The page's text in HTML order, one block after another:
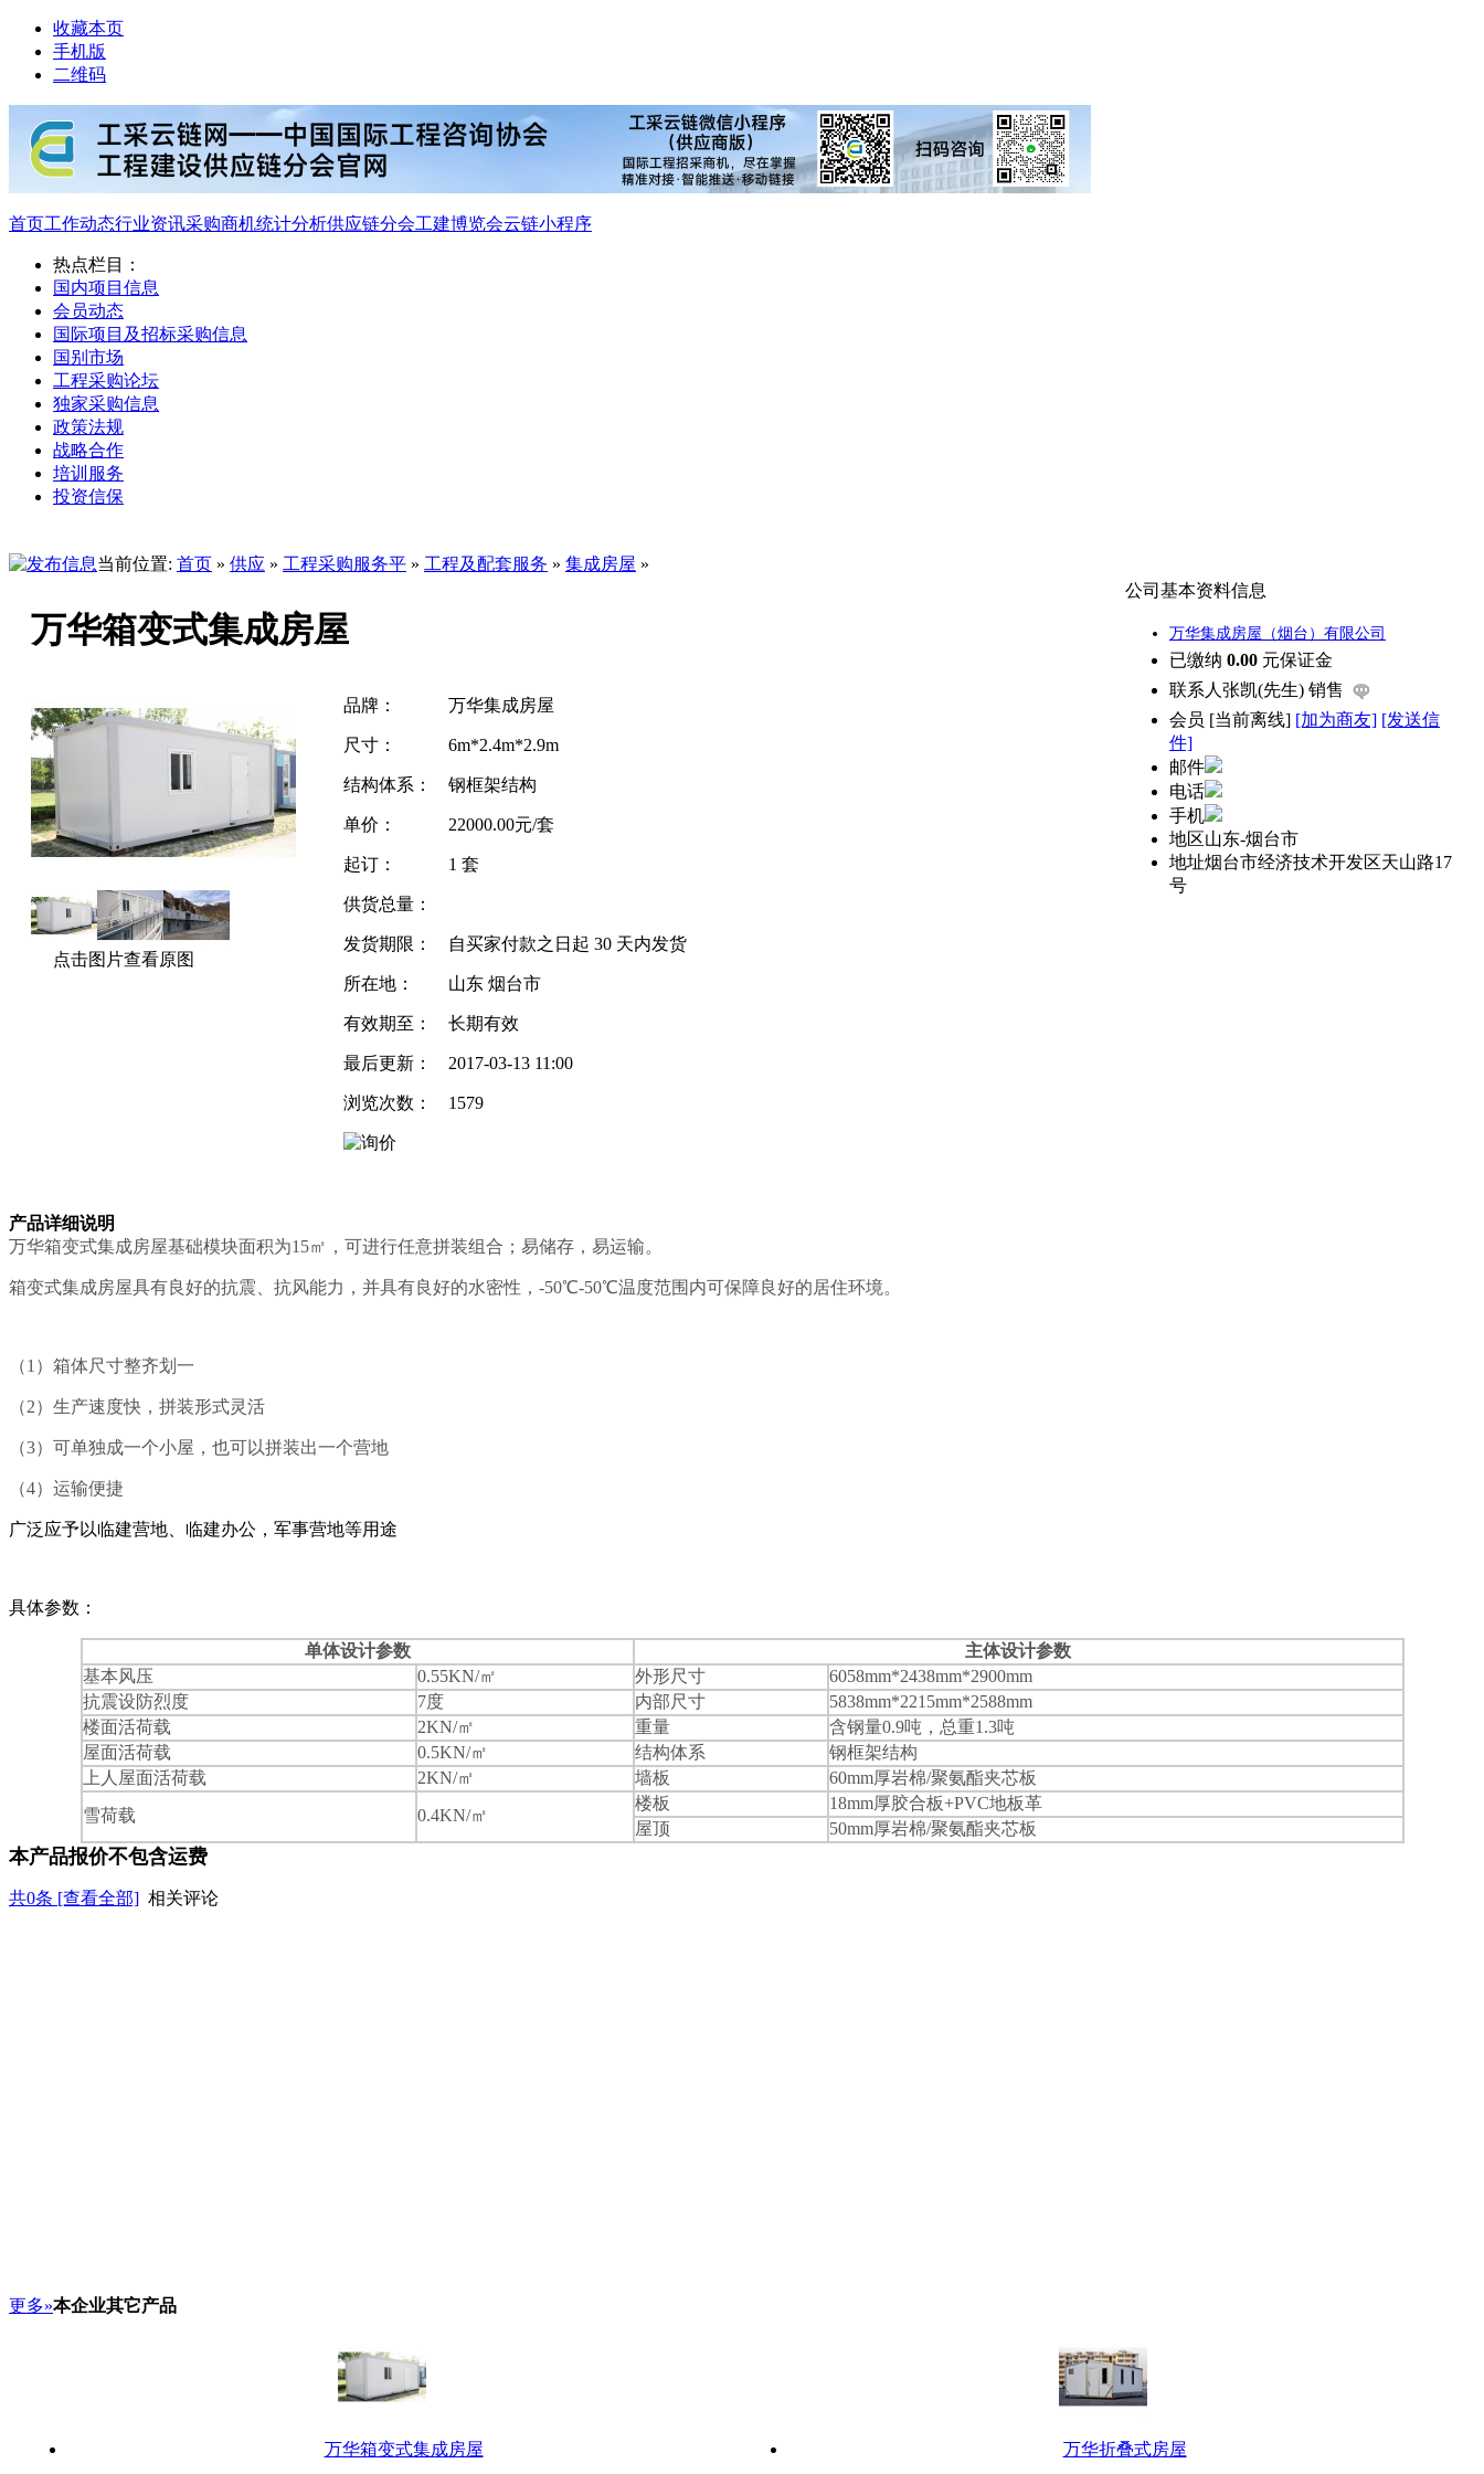
收藏本页
手机版
二维码
首页工作动态行业资讯采购商机统计分析供应链分会工建博览会云链小程序
热点栏目：
国内项目信息
会员动态
国际项目及招标采购信息
国别市场
工程采购论坛
独家采购信息
政策法规
战略合作
培训服务
投资信保
当前位置: 首页 » 供应 » 工程采购服务平 » 工程及配套服务 » 集成房屋 »
万华箱变式集成房屋
点击图片查看原图
品牌： 万华集成房屋
尺寸： 6m*2.4m*2.9m
结构体系： 钢框架结构
单价： 22000.00元/套
起订： 1 套
供货总量：
发货期限： 自买家付款之日起 30 天内发货
所在地： 山东 烟台市
有效期至： 长期有效
最后更新： 2017-03-13 11:00
浏览次数： 1579
公司基本资料信息
万华集成房屋（烟台）有限公司
已缴纳 0.00 元保证金
联系人 张凯(先生) 销售
会员 [当前离线] [加为商友] [发送信
件]
邮件
电话
手机
地区山东-烟台市
地址烟台市经济技术开发区天山路17
号
产品详细说明
万华箱变式集成房屋基础模块面积为15㎡，可进行任意拼装组合；易储存，易运输。
箱变式集成房屋具有良好的抗震、抗风能力，并具有良好的水密性，-50℃-50℃温度范围内可保障良好的居住环境。
（1）箱体尺寸整齐划一
（2）生产速度快，拼装形式灵活
（3）可单独成一个小屋，也可以拼装出一个营地
（4）运输便捷
广泛应予以临建营地、临建办公，军事营地等用途
具体参数：
单体设计参数
主体设计参数
基本风压
0.55KN/㎡ 外形尺寸
6058mm*2438mm*2900mm
抗震设防烈度
7度 内部尺寸
5838mm*2215mm*2588mm
楼面活荷载
2KN/㎡ 重量
含钢量0.9吨，总重1.3吨
屋面活荷载
0.5KN/㎡ 结构体系
钢框架结构
上人屋面活荷载
2KN/㎡ 墙板
60mm厚岩棉/聚氨酯夹芯板
雪荷载
0.4KN/㎡
楼板
18mm厚胶合板+PVC地板革
屋顶
50mm厚岩棉/聚氨酯夹芯板
本产品报价不包含运费
共0条 [查看全部] 相关评论
更多»本企业其它产品
万华箱变式集成房屋 万华折叠式房屋